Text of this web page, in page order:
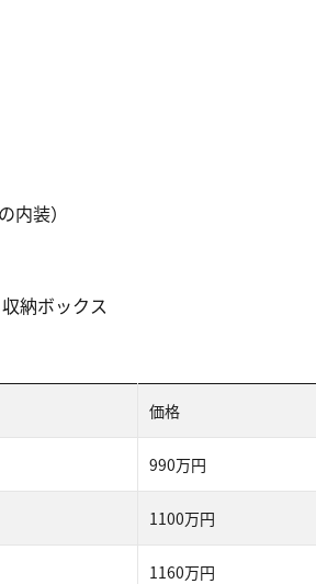
装）
納ボックス
価格
990万円
1100万円
1160万円